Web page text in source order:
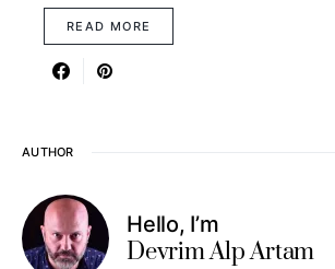
READ MORE
AUTHOR
Hello, I’m
Devrim Alp Artam